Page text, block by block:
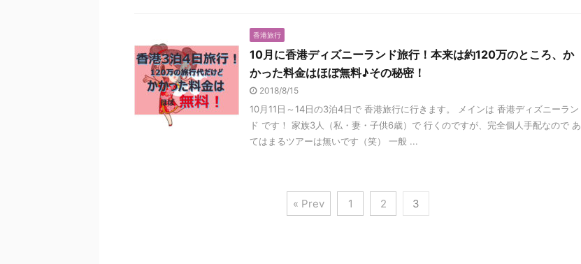
香港旅行
10月に香港ディズニーランド旅行！本来は約120万のところ、か
かった料金はほぼ無料♪その秘密！
2018/8/15
10月11日～14日の3泊4日で 香港旅行に行きます。 メインは 香港ディズニーラン
ド です！ 家族3人（私・妻・子供6歳）で 行くのですが、完全個人手配なので あ
てはまるツアーは無いです（笑） 一般 ...
« Prev 1 2 3